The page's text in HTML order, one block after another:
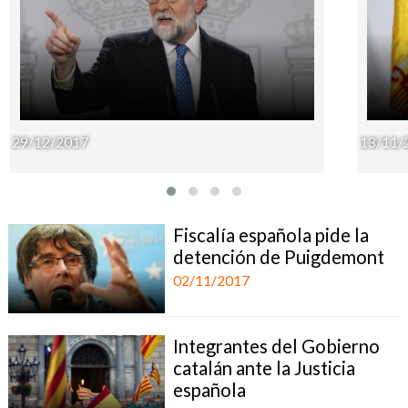
29/12/2017 13/11/
Fiscalía española pide la
detención de Puigdemont
02/11/2017
Integrantes del Gobierno
catalán ante la Justicia
española